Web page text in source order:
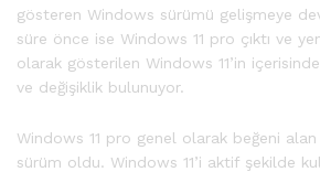
gösteren Windows sürümü gelişmeye
süre önce ise Windows 11 pro çıktı ve
olarak gösterilen Windows 11’in
ve değişiklik bulunuyor.
Windows 11 pro genel olarak beğeni
sürüm oldu. Windows 11’i aktif şekilde